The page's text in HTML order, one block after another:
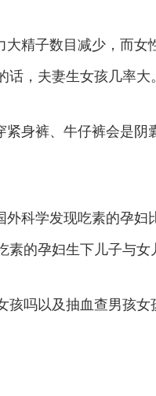
精子数目减少，而女
，夫妻生女孩几率大。
身裤、牛仔裤会是阴
科学发现吃素的孕妇
的孕妇生下儿子与女
吗以及抽血查男孩女